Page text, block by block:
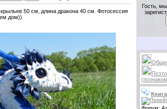
50 см, длина дракона 40 см. Фотосессия
дом))
Гость,